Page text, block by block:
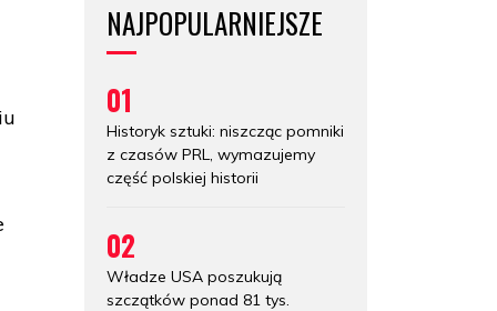
NAJPOPULARNIEJSZE
01
Historyk sztuki: niszcząc pomniki
z czasów PRL, wymazujemy
część polskiej historii
02
Władze USA poszukują
szczątków ponad 81 tys.